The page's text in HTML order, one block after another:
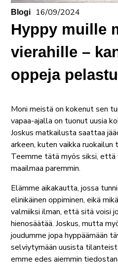
Blogi 16/09/2024
Hyppy muille
vierahille –
oppeja
Moni meistä on kokenut sen
vapaa-ajalla on tuonut uusia
Joskus matkailusta saattaa
arkeen, kuten vaikka ruokailun
Teemme tätä myös siksi, että
maailmaa paremmin.
Elämme aikakautta, jossa
elinikäinen oppiminen, eikä
valmiiksi ilman, että sitä voisi
hienosäätää. Joskus, mutta
joudumme jopa hyppäämään
selviytymään uusista
emme edes aiemmin